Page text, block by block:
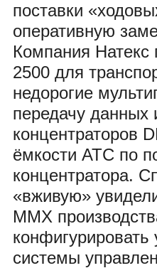
поставки
оперативную
Компания Натекс
2500 для
недорогие
передачу данных
концентраторов
ёмкости АТС по
концентратора.
«вживую»
ММХ
конфигурировать
системы